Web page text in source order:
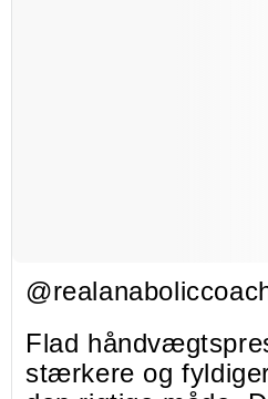
Flad
stærkere og